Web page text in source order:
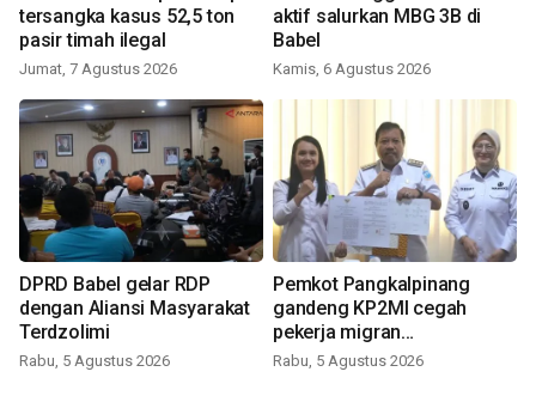
tersangka kasus 52,5 ton
pasir timah ilegal
Jumat, 7 Agustus 2026
aktif salurkan MBG 3B di
Babel
Kamis, 6 Agustus 2026
DPRD Babel gelar RDP
dengan Aliansi Masyarakat
Terdzolimi
Rabu, 5 Agustus 2026
Pemkot Pangkalpinang
gandeng KP2MI cegah
pekerja migran
nonprosedural
Rabu, 5 Agustus 2026